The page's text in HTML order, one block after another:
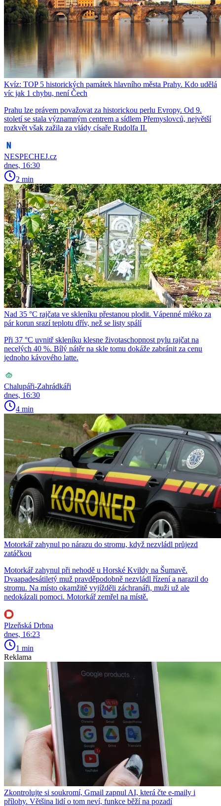
Kvíz: TOP 5 historických památek hlavního města Prahy. Kdo udělá
víc jak 1 chybu, není Čech
Prahu lze právem považovat za historickou perlu Evropy. Od 9.
století se stala významným centrem a sídlem Přemyslovců, největší
rozkvět však zažila za vlády císaře Rudolfa II.
NESPECHEJ.cz
dnes, 16:30
2 min
Nad 35 °C rajčata ve skleníku přestanou plodit. Vápenné mléko za
pár korun srazí teplotu dřív, než se listy spálí
Při 37 °C uvnitř skleníku klesne životaschopnost pylu rajčat na
necelých 40 %. Bílý nátěr na skle tomu dokáže zabránit za cenu
jednoho kávového latte.
Chalupáři-Zahrádkáři
dnes, 16:30
4 min
Motorkář zahynul po nárazu do stromu, když nezvládl průjezd
zatáčkou
Motorkář zahynul při nehodě u Horské Kvildy na Šumavě.
Dvaapadesátiletý muž pravděpodobně nezvládl řízení a narazil do
stromu. Na místo okamžitě vyjížděli záchranáři, muži už ale
nedokázali pomoci. Motorkář zemřel na místě.
Plzeňská Drbna
dnes, 16:23
1 min
Reklama
Zkontrolujte si soukromí, Gmail zapnul AI, která čte e-maily i
přílohy. Většina lidí o tom neví, funkce běží na pozadí